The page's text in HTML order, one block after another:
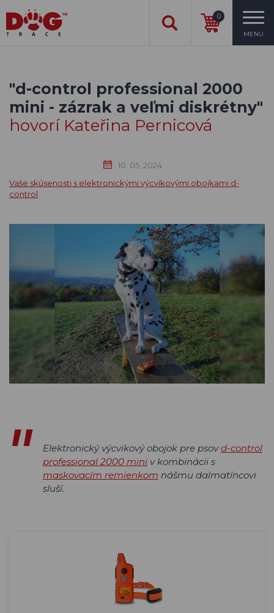
0
MENU
"d-control professional 2000
mini - zázrak a veľmi diskrétny"
hovorí Kateřina Pernicová
10. 05. 2024
Vaše skúsenosti s elektronickými výcvikovými obojkami d-
control
Elektronický výcvikový obojok pre psovd-control
professional 2000 mini v kombinácii s
maskovacím remienkom nášmu dalmatíncovi
sluší.